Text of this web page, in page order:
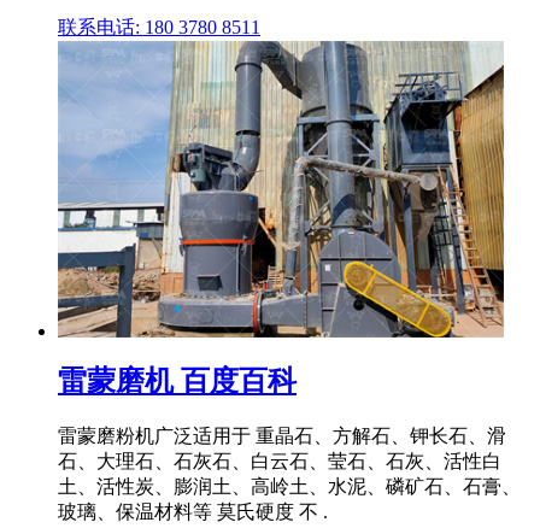
联系电话: 180 3780 8511
雷蒙磨机 百度百科
雷蒙磨粉机广泛适用于 重晶石、方解石、钾长石、滑
石、大理石、石灰石、白云石、莹石、石灰、活性白
土、活性炭、膨润土、高岭土、水泥、磷矿石、石膏、
玻璃、保温材料等 莫氏硬度 不 .